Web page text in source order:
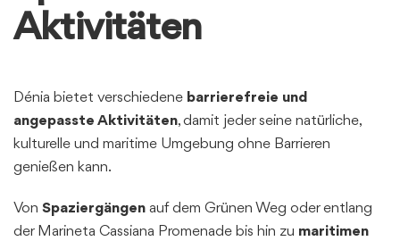
Aktivitäten
Dénia bietet verschiedene barrierefreie und
angepasste Aktivitäten, damit jeder seine natürliche,
kulturelle und maritime Umgebung ohne Barrieren
genießen kann.
Von Spaziergängen auf dem Grünen Weg oder entlang
der Marineta Cassiana Promenade bis hin zu maritimen